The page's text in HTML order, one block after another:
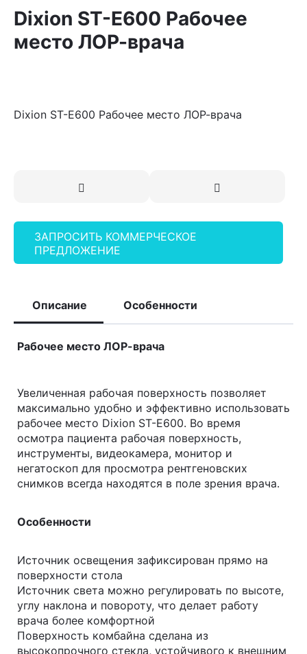
Dixion ST-E600 Рабочее
место ЛОР-врача
Dixion ST-E600 Рабочее место ЛОР-врача
ЗАПРОСИТЬ КОММЕРЧЕСКОЕ
ПРЕДЛОЖЕНИЕ
Описание Особенности
Рабочее место ЛОР-врача
Увеличенная рабочая поверхность позволяет
максимально удобно и эффективно использовать
рабочее место Dixion ST-E600. Во время
осмотра пациента рабочая поверхность,
инструменты, видеокамера, монитор и
негатоскоп для просмотра рентгеновских
снимков всегда находятся в поле зрения врача.
Особенности
Источник освещения зафиксирован прямо на
поверхности стола
Источник света можно регулировать по высоте,
углу наклона и повороту, что делает работу
врача более комфортной
Поверхность комбайна сделана из
высокопрочного стекла, устойчивого к внешним